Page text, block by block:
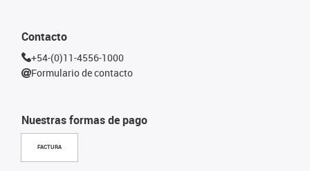
Nuestras formas de pago
FACTURA
Contacto
+54-(0)11-4556-1000
Formulario de contacto